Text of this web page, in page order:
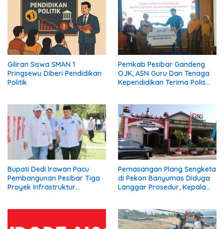
Giliran Siswa SMAN 1
Pringsewu Diberi Pendidikan
Politik
Pemkab Pesibar Gandeng
OJK, ASN Guru Dan Tenaga
Kependidikan Terima Polis
Bupati Dedi Irawan Pacu
Pembangunan Pesibar Tiga
Proyek Infrastruktur
Pemasangan Plang Sengketa
di Pekon Banyumas Diduga
Langgar Prosedur, Kepala